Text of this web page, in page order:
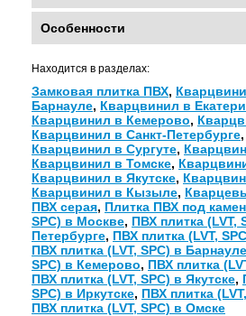
Особенности
Находится в разделах:
Замковая плитка ПВХ,
Барнауле, Кварцвинил в
Кварцвинил в Кемерово,
Кварцвинил в Санкт-Петербурге,
Кварцвинил в Сургуте,
Кварцвинил в Томске,
Кварцвинил в Якутске,
Кварцвинил в Кызыле,
ПВХ серая, Плитка ПВХ под
SPC) в Москве, ПВХ плитка (LVT,
Петербурге, ПВХ плитка (LVT,
ПВХ плитка (LVT, SPC) в Барнауле
SPC) в Кемерово, ПВХ плитка
ПВХ плитка (LVT, SPC) в Якутске,
SPC) в Иркутске, ПВХ плитка
ПВХ плитка (LVT, SPC) в Омске